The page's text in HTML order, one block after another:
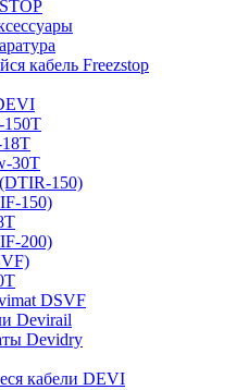
кабель Freezstop
30T
150)
150)
200)
DSVF
Devirail
Devidry
кабели DEVI